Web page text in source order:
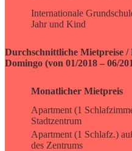
Internationale
Jahr und Kind
Durchschnittliche Mietpreise
Domingo (von 01/2018 – 06/
Monatlicher Mietpreis
Apartment (1
Stadtzentrum
Apartment (1 Schlafz.)
des Zentrums